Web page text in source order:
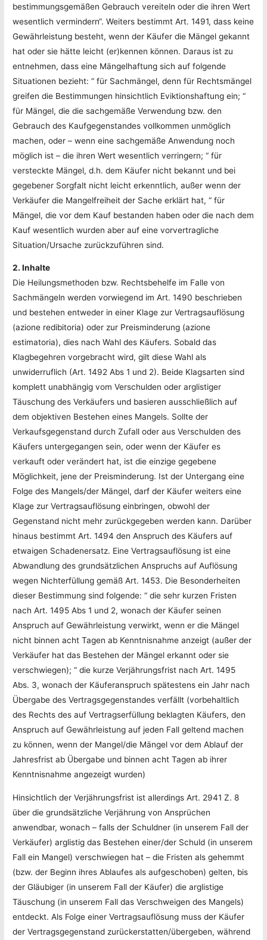
bestimmungsgemäßen Gebrauch vereiteln oder die ihren Wert
wesentlich vermindern“. Weiters bestimmt Art. 1491, dass keine
Gewährleistung besteht, wenn der Käufer die Mängel gekannt
hat oder sie hätte leicht (er)kennen können. Daraus ist zu
entnehmen, dass eine Mängelhaftung sich auf folgende
Situationen bezieht: “ für Sachmängel, denn für Rechtsmängel
greifen die Bestimmungen hinsichtlich Eviktionshaftung ein; “
für Mängel, die die sachgemäße Verwendung bzw. den
Gebrauch des Kaufgegenstandes vollkommen unmöglich
machen, oder – wenn eine sachgemäße Anwendung noch
möglich ist – die ihren Wert wesentlich verringern; “ für
versteckte Mängel, d.h. dem Käufer nicht bekannt und bei
gegebener Sorgfalt nicht leicht erkenntlich, außer wenn der
Verkäufer die Mangelfreiheit der Sache erklärt hat, “ für
Mängel, die vor dem Kauf bestanden haben oder die nach dem
Kauf wesentlich wurden aber auf eine vorvertragliche
Situation/Ursache zurückzuführen sind.
2. Inhalte
Die Heilungsmethoden bzw. Rechtsbehelfe im Falle von
Sachmängeln werden vorwiegend im Art. 1490 beschrieben
und bestehen entweder in einer Klage zur Vertragsauflösung
(azione redibitoria) oder zur Preisminderung (azione
estimatoria), dies nach Wahl des Käufers. Sobald das
Klagbegehren vorgebracht wird, gilt diese Wahl als
unwiderruflich (Art. 1492 Abs 1 und 2). Beide Klagsarten sind
komplett unabhängig vom Verschulden oder arglistiger
Täuschung des Verkäufers und basieren ausschließlich auf
dem objektiven Bestehen eines Mangels. Sollte der
Verkaufsgegenstand durch Zufall oder aus Verschulden des
Käufers untergegangen sein, oder wenn der Käufer es
verkauft oder verändert hat, ist die einzige gegebene
Möglichkeit, jene der Preisminderung. Ist der Untergang eine
Folge des Mangels/der Mängel, darf der Käufer weiters eine
Klage zur Vertragsauflösung einbringen, obwohl der
Gegenstand nicht mehr zurückgegeben werden kann. Darüber
hinaus bestimmt Art. 1494 den Anspruch des Käufers auf
etwaigen Schadenersatz. Eine Vertragsauflösung ist eine
Abwandlung des grundsätzlichen Anspruchs auf Auflösung
wegen Nichterfüllung gemäß Art. 1453. Die Besonderheiten
dieser Bestimmung sind folgende: “ die sehr kurzen Fristen
nach Art. 1495 Abs 1 und 2, wonach der Käufer seinen
Anspruch auf Gewährleistung verwirkt, wenn er die Mängel
nicht binnen acht Tagen ab Kenntnisnahme anzeigt (außer der
Verkäufer hat das Bestehen der Mängel erkannt oder sie
verschwiegen); “ die kurze Verjährungsfrist nach Art. 1495
Abs. 3, wonach der Käuferanspruch spätestens ein Jahr nach
Übergabe des Vertragsgegenstandes verfällt (vorbehaltlich
des Rechts des auf Vertragserfüllung beklagten Käufers, den
Anspruch auf Gewährleistung auf jeden Fall geltend machen
zu können, wenn der Mangel/die Mängel vor dem Ablauf der
Jahresfrist ab Übergabe und binnen acht Tagen ab ihrer
Kenntnisnahme angezeigt wurden)
Hinsichtlich der Verjährungsfrist ist allerdings Art. 2941 Z. 8
über die grundsätzliche Verjährung von Ansprüchen
anwendbar, wonach – falls der Schuldner (in unserem Fall der
Verkäufer) arglistig das Bestehen einer/der Schuld (in unserem
Fall ein Mangel) verschwiegen hat – die Fristen als gehemmt
(bzw. der Beginn ihres Ablaufes als aufgeschoben) gelten, bis
der Gläubiger (in unserem Fall der Käufer) die arglistige
Täuschung (in unserem Fall das Verschweigen des Mangels)
entdeckt. Als Folge einer Vertragsauflösung muss der Käufer
der Vertragsgegenstand zurückerstatten/übergeben, während